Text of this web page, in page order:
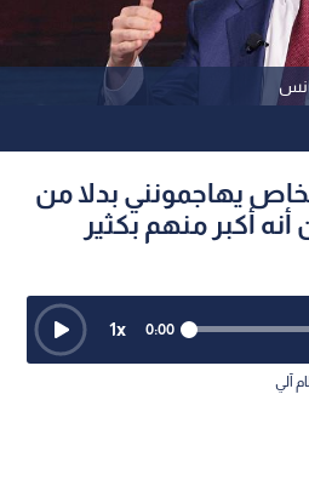
يهاجمونني بدلا من
أكبر منهم بكثير
0:00
1x
آلي